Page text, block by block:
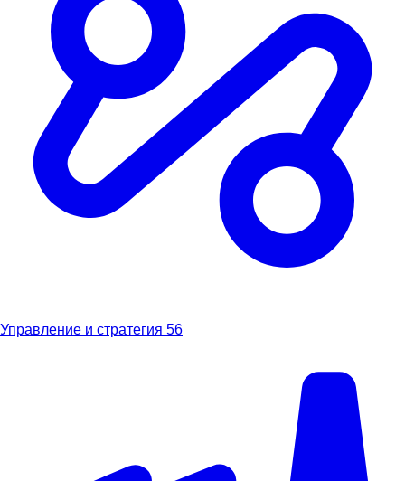
Управление и стратегия 56